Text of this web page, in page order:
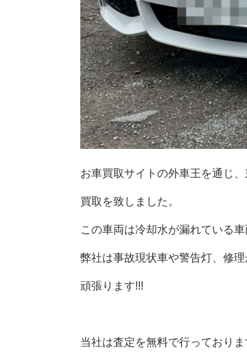
お車買取サイトの外車王を通じ
買取を致しました。
この車両は冷却水が漏れている車
弊社は事故現状車や警告灯、修
頑張ります!!!
当社は査定を無料で行っておりま